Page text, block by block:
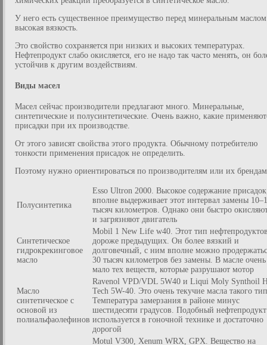
У него есть существенное преимущество перед минеральным
высокая вязкость.
Это свойство сохраняется при низких и высоких температурах.
Нефтепродукт слабо окисляется, его не надо так часто менять, он
устойчив к другим воздействиям.
Виды масел
Масел сейчас производители предлагают много. Минеральные,
синтетические и полусинтетические. Очень важно, какие
присадки при их производстве.
От этого зависят свойства этого продукта. Обычному потребителю
тонкости применения присадок не определить.
Поэтому нужно ориентироваться по производителям или их
Полусинтетика
Esso Ultron 2000. Высокое содержание
вполне выдерживает этот интервал замены
тысяч километров. Однако они быстро
и загрязняют двигатель
Синтетическое
гидрокрекинговое
масло
Mobil 1 New Life w40. Этот тип
дороже предыдущих. Он более вязкий и
долговечный, с ним вполне можно
30 тысяч километров без замены. В масле очень
мало тех веществ, которые разрушают мотор
Масло
синтетическое с
основой из
полиальфаолефинов
Ravenol VPD/VDL 5W40 и Liqui Moly Synthoil
Tech 5W-40. Это очень текучие масла такого
Температура замерзания в районе минус
шестидесяти градусов. Подобный нефтепродукт
используется в гоночной технике и достаточно
дорогой
Motul V300, Хenum WRX, GPX. Вещество на